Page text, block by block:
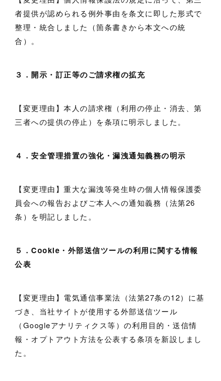
者提供が認められる例外事由を条文に即した形式で
整理・統合しました（箇条書きから本文への統
合）。
３．開示・訂正等のご請求権の拡充
【変更理由】本人の請求権（利用の停止・消去、第
三者への提供の停止）を条項に明示しました。
４．安全管理措置の強化・漏洩通知義務の明示
【変更理由】重大な漏洩等発生時の個人情報保護委
員会への報告およびご本人への通知義務（法第26
条）を明記しました。
５．Cookie ・外部送信ツールの利用に関する情報
公表
【変更理由】電気通信事業法（法第27条の12）に基
づき、当社サイトが使用する外部送信ツール
（Googleアナリティクス等）の利用目的・送信情
報・オプトアウト方法を公表する条項を新設しまし
た。